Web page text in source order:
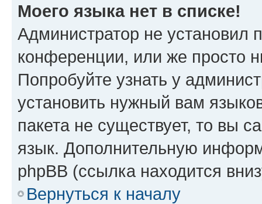
Моего языка нет в списке!
Администратор не установил
конференции, или же просто
Попробуйте узнать у
установить нужный вам
пакета не существует, то вы
язык. Дополнительную
phpBB (ссылка находится
Вернуться к началу